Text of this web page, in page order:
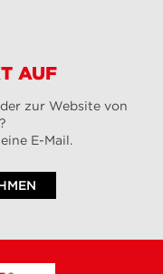
AUF
zur Website von
E-Mail.